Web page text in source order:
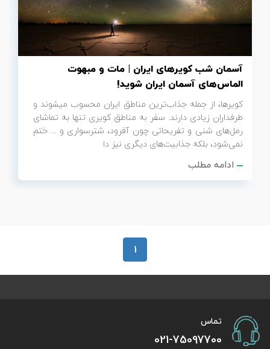
آسمان شب کویرهای ایران | مات و مبهوت
الماس‌های آسمان ایران شوید!
کویرها، از جمله جذاب‌ترین مناطق ایران محسوب می‎شوند و
طرفداران زیادی دارند. سفر به مناطق کویری تنها به تماشای
رمل‌های شنی و تفریحاتی چون آفرود، شترسواری و ... ختم
نمی‌شود، بلکه جذابیت‌های دیگری نیز دا
ادامه مطلب
1
تماس
021-75097700
تور سوباتان
تور مرداب هسل
تور کاشان
تور اصفهان